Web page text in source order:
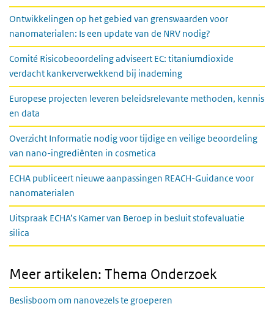
Ontwikkelingen op het gebied van grenswaarden voor
nanomaterialen: Is een update van de NRV nodig?
Comité Risicobeoordeling adviseert EC: titaniumdioxide
verdacht kankerverwekkend bij inademing
Europese projecten leveren beleidsrelevante methoden, kennis
en data
Overzicht Informatie nodig voor tijdige en veilige beoordeling
van nano-ingrediënten in cosmetica
ECHA publiceert nieuwe aanpassingen REACH-Guidance voor
nanomaterialen
Uitspraak ECHA’s Kamer van Beroep in besluit stofevaluatie
silica
Meer artikelen: Thema Onderzoek
Beslisboom om nanovezels te groeperen